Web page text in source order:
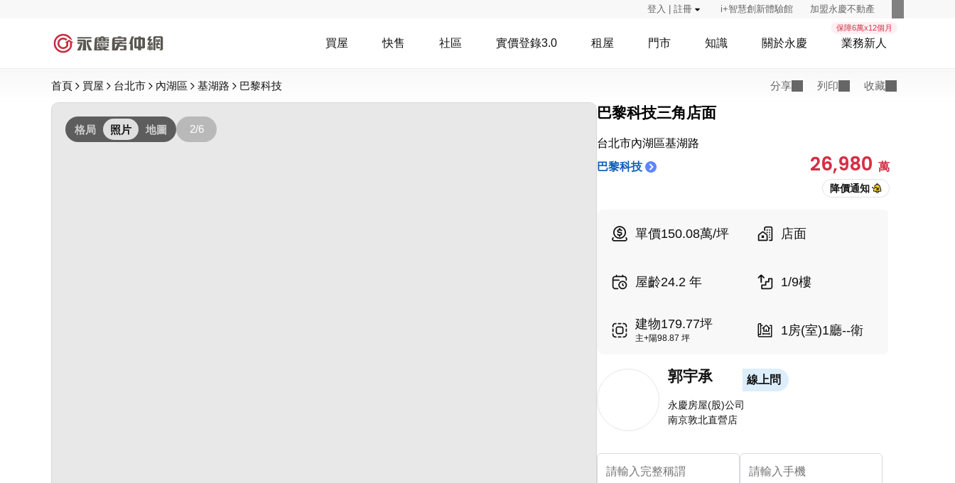
登入 | 註冊 i+智慧創新體驗館 加盟永慶不動產
買屋 快售 社區 實價登錄3.0 租屋 門市 知識 關於永慶
保障6萬x12個月
業務新人
首頁 買屋 台北市 內湖區 基湖路 巴黎科技 分享 列印 收藏
格局 照片 地圖 2/6
巴黎科技三角店面
台北市內湖區基湖路
巴黎科技
26,980 萬
單價150.08萬/坪 店面
屋齡24.2 年 1/9樓
建物179.77坪
主+陽98.87 坪
1房(室)1廳--衛
郭宇承 線上問
永慶房屋(股)公司
南京敦北直營店